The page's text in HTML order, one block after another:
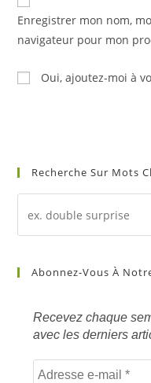
Enregistrer mon nom,
navigateur pour mon
Oui, ajoutez-moi à
Recherche Sur Mots
Abonnez-Vous À
Recevez chaque
avec les derniers